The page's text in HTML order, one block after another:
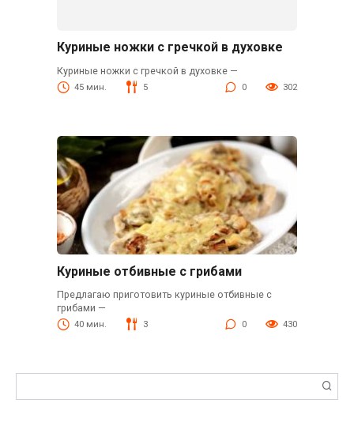
Куриные ножки с гречкой в духовке
Куриные ножки с гречкой в духовке —
45 мин. 5 0 302
Куриные отбивные с грибами
Предлагаю приготовить куриные отбивные с
грибами —
40 мин. 3 0 430